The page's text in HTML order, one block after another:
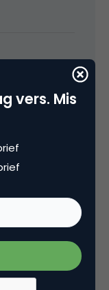
om ze op
of we
vers. Mis